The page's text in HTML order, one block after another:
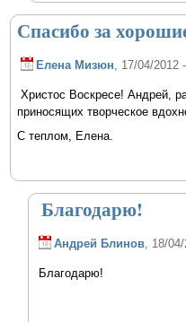
Спасибо за
Елена Мизюн, 17/04/2012
Христос Воскресе! Андрей,
приносящих творческое
С теплом, Елена.
Благодарю!
Андрей Блинов, 18/
Благодарю!